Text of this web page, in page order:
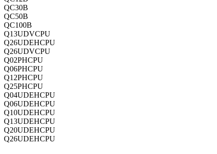
QC30B
QC50B
QC100B
Q13UDVCPU
Q26UDEHCPU
Q26UDVCPU
Q02PHCPU
Q06PHCPU
Q12PHCPU
Q25PHCPU
Q04UDEHCPU
Q06UDEHCPU
Q10UDEHCPU
Q13UDEHCPU
Q20UDEHCPU
Q26UDEHCPU